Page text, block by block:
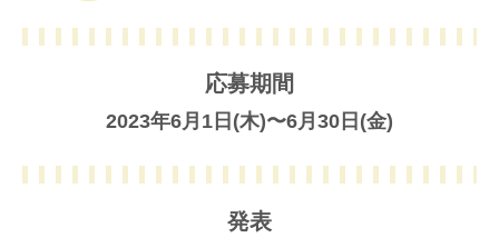
応募期間
2023年6月1日(木)〜6月30日(金)
発表